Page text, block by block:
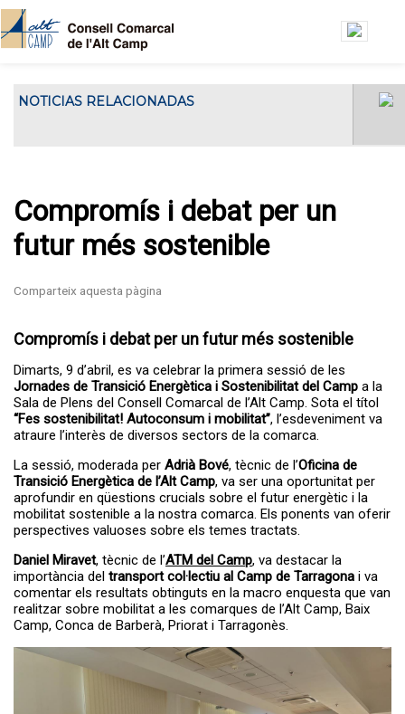
NOTICIAS RELACIONADAS
Comarcal
Servei de transport escolar
tarifat curs 2026-2027
A partir del dia 27 de juliol s'obrirà el...
El TROS FEST reuneix prop
de 500 persones en la seva
primera edició i posa en
valor el talent jove de l’Alt
Camp
La primera edició del TROS FEST –
Festival...
Compromís i debat per un
futur més sostenible
Compromís i debat per un futur més sostenible
Dimarts, 9 d’abril, es va celebrar la primera sessió de les
Jornades de Transició Energètica i Sostenibilitat del Camp a la
Sala de Plens del Consell Comarcal de l’Alt Camp. Sota el títol
“Fes sostenibilitat! Autoconsum i mobilitat”, l’esdeveniment va
atraure l’interès de diversos sectors de la comarca.
La sessió, moderada per Adrià Bové, tècnic de l’Oficina de
Transició Energètica de l’Alt Camp, va ser una oportunitat per
aprofundir en qüestions crucials sobre el futur energètic i la
mobilitat sostenible a la nostra comarca. Els ponents van oferir
perspectives valuoses sobre els temes tractats.
Daniel Miravet, tècnic de l’ATM del Camp, va destacar la
importància del transport col·lectiu al Camp de Tarragona i va
comentar els resultats obtinguts en la macro enquesta que van
realitzar sobre mobilitat a les comarques de l’Alt Camp, Baix
Camp, Conca de Barberà, Priorat i Tarragonès.